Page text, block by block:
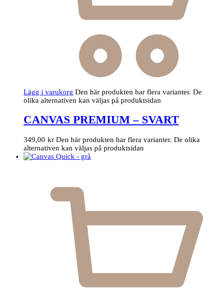
Lägg i varukorg Den här produkten har flera varianter. De
olika alternativen kan väljas på produktsidan
CANVAS PREMIUM – SVART
349,00 kr Den här produkten har flera varianter. De olika
alternativen kan väljas på produktsidan